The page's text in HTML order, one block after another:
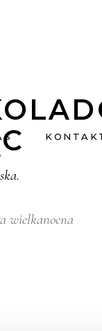
wielkanocna